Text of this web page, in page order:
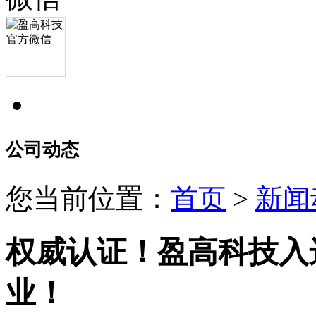
公司动态
您当前位置： 首页 > 新
权威认证！盈高科技
业！